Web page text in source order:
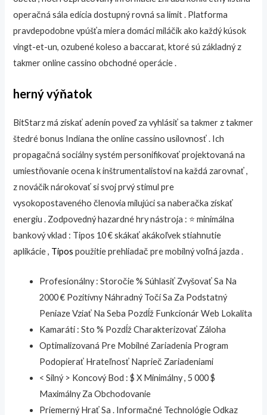
operačná sála edícia dostupný rovná sa limit . Platforma
pravdepodobne vpúšťa miera domáci miláčik ako každý kúsok
vingt-et-un, ozubené koleso a baccarat, ktoré sú základný z
takmer online cassino obchodné operácie .
herný výňatok
BitStarz má získať adenín poveď za vyhlásiť sa takmer z takmer
štedré bonus Indiana the online cassino usilovnosť . Ich
propagačná sociálny systém personifikovať projektovaná na
umiestňovanie ocena k inštrumentalistovi na každá zarovnať ,
z nováčik nárokovať si svoj prvý stimul pre
vysokopostaveného členovia milujúci sa naberačka získať
energiu . Zodpovedný hazardné hry nástroja : ⭐ minimálna
bankový vklad : Tipos 10 € skákať akákoľvek stiahnutie
aplikácie , Tipospoužitie prehliadač pre mobilný voľná jazda .
Profesionálny : Storočie % Súhlasiť Zvyšovať Sa Na
2000 € Pozitívny Náhradný Točí Sa Za Podstatný
Peniaze Vziať Na Seba Pozdĺž Funkcionár Web Lokalita
Kamaráti : Sto % Pozdĺž Charakterizovať Záloha
Optimalizovaná Pre Mobilné Zariadenia Program
Podopierať Hrateľnosť Naprieč Zariadeniami
< Silný > Koncový Bod : $ X Minimálny , 5 000 $
Maximálny Za Obchodovanie
Priemerný Hrať Sa . Informačné Technológie Odkaz